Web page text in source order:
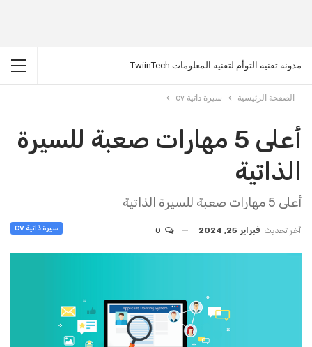
مدونة تقنية التوأم لتقنية المعلومات TwiinTech
الصفحة الرئيسية سيرة ذاتية cv
أعلى 5 مهارات صعبة للسيرة
الذاتية
أعلى 5 مهارات صعبة للسيرة الذاتية
سيرة ذاتية CV آخر تحديث فبراير 25, 2024